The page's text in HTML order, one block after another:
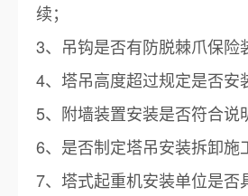
续；
3、吊钩是否有防脱棘爪保险
4、塔吊高度超过规定是否安
5、附墙装置安装是否符合说
6、是否制定塔吊安装拆卸施
7、塔式起重机安装单位是否